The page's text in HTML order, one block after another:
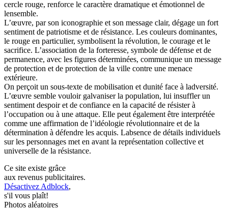
cercle rouge, renforce le caractère dramatique et émotionnel de
lensemble.
L’œuvre, par son iconographie et son message clair, dégage un fort
sentiment de patriotisme et de résistance. Les couleurs dominantes,
le rouge en particulier, symbolisent la révolution, le courage et le
sacrifice. L’association de la forteresse, symbole de défense et de
permanence, avec les figures déterminées, communique un message
de protection et de protection de la ville contre une menace
extérieure.
On perçoit un sous-texte de mobilisation et dunité face à ladversité.
L’œuvre semble vouloir galvaniser la population, lui insuffler un
sentiment despoir et de confiance en la capacité de résister à
l’occupation ou à une attaque. Elle peut également être interprétée
comme une affirmation de l’idéologie révolutionnaire et de la
détermination à défendre les acquis. Labsence de détails individuels
sur les personnages met en avant la représentation collective et
universelle de la résistance.
Ce site existe grâce
aux revenus publicitaires.
Désactivez Adblock,
s'il vous plaît!
Photos aléatoires